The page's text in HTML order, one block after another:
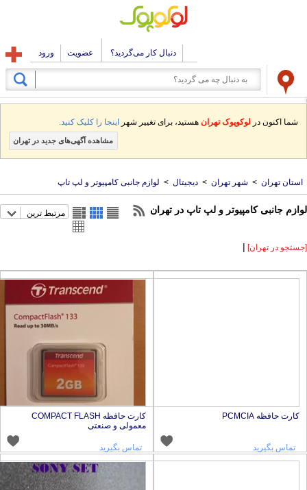
دنبال کار می‌گردید؟ عضویت ورود
شما اکنون در لوکوپوک تهرانهستید، برای تغییر شهراینجا را کلیک کنید.
مشاهده آگهی‌های جدید در تهران
تهران > شهر تهران > دیجیتال > لوازم جانبی کامپیوتر و لپ تاپ
جانبی کامپیوتر و لپ تاپ در تهران مرتبط ترین
در تهران] |
کارت حافظه PCMCIA
تماس بگیرید
کارت حافظه COMPACT FLASH
معمولی و صنعتی
تماس بگیرید